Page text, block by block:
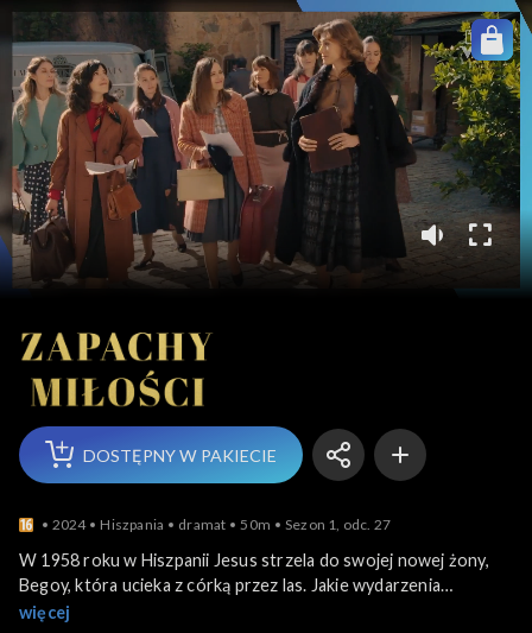
Zapachy miłości
DOSTĘPNY W PAKIECIE
2024 Hiszpania dramat 50m Sezon 1, odc. 27
W 1958 roku w Hiszpanii Jesus strzela do swojej nowej żony,
Begoy, która ucieka z córką przez las. Jakie wydarzenia
doprowadziły Jesusa do zwrócenia się przeciwko własnej
więcej